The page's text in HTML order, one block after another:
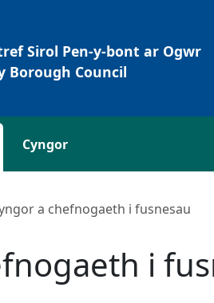
Sirol Pen-y-bont ar Ogwr
Borough Council
Cyngor
a chefnogaeth i fusnesau
i